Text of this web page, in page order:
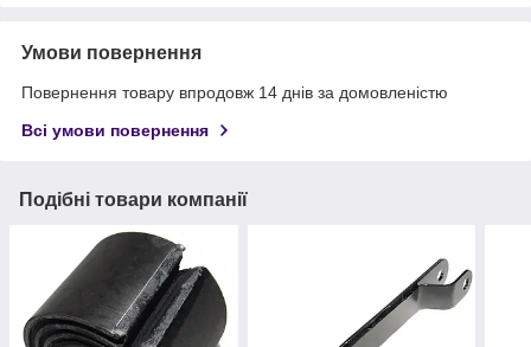
Умови повернення
Повернення товару впродовж 14 днів за домовленістю
Всі умови повернення
Подібні товари компанії